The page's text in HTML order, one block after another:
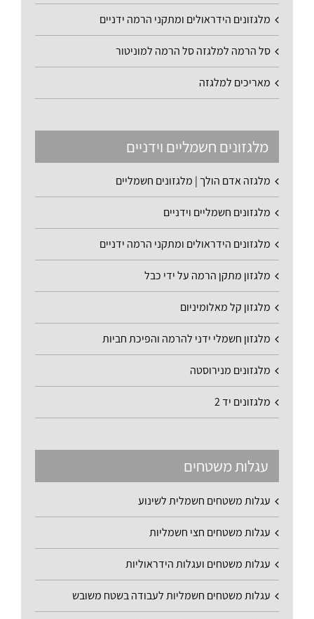
מלגזונים הידראולים ומתקני הרמה ידניים
סל הרמה למלגזה סל הרמה למוניטור
מאריכים למלגזה
מלגזונים חשמליים וידניים
מלגזה אדם הולך | מלגזונים חשמליים
מלגזונים חשמליים וידניים
מלגזונים הידראולים ומתקני הרמה ידניים
מלגזון מתקן הרמה על ידי כבל
מלגזון קל מאלומיניום
מלגזון חשמלי ידני להרמה והפיכת חביות
מלגזונים מנירוסטה
מלגזונים יד 2
עגלות משטחים
עגלות משטחים חשמלית לשינוע
עגלות משטחים חצי חשמליות
עגלות משטחים ועגלות הידראוליות
עגלות משטחים חשמליות לעבודה בשטח משובש